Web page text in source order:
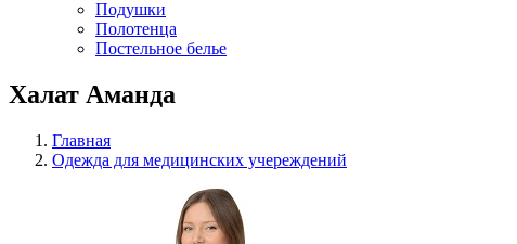
Подушки
Полотенца
Постельное белье
Халат Аманда
Главная
Одежда для медицинских учереждений